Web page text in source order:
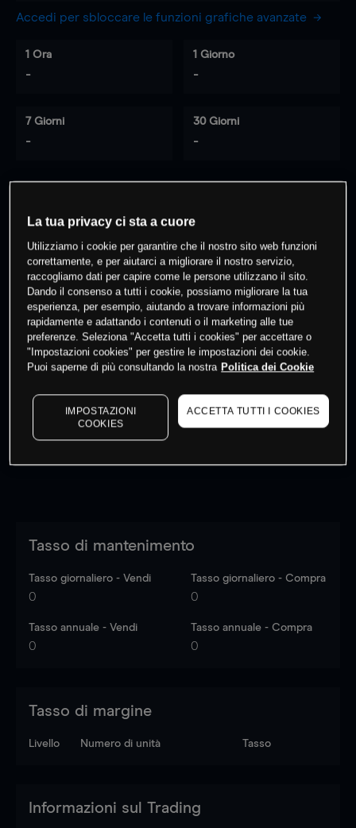
Accedi per sbloccare le funzioni grafiche avanzate
1 Ora
-
1 Giorno
-
7 Giorni
-
30 Giorni
-
questo prodotto
Fai trading
dati di mercato
to see latest market data
Tasso di mantenimento
Tasso giornaliero - Vendi
0
Tasso giornaliero - Compra
0
Tasso annuale - Vendi
0
Tasso annuale - Compra
0
Tasso di margine
Livello Numero di unità Tasso
Informazioni sul Trading
La tua privacy ci sta a cuore
Utilizziamo i cookie per garantire che il nostro sito web funzioni
correttamente, e per aiutarci a migliorare il nostro servizio,
raccogliamo dati per capire come le persone utilizzano il sito.
Dando il consenso a tutti i cookie, possiamo migliorare la tua
esperienza, per esempio, aiutando a trovare informazioni più
rapidamente e adattando i contenuti o il marketing alle tue
preferenze. Seleziona "Accetta tutti i cookies" per accettare o
"Impostazioni cookies" per gestire le impostazioni dei cookie.
Puoi saperne di più consultando la nostra Politica dei Cookie
IMPOSTAZIONI
COOKIES
ACCETTA TUTTI I COOKIES